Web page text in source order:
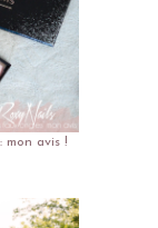
mon avis !